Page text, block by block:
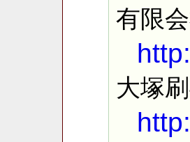
有限
大塚